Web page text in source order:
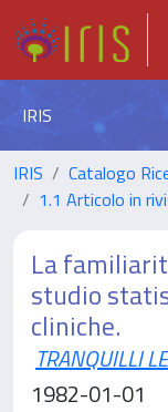
IRIS
IRIS Catalogo
1.1 Articolo in
La
studio
cliniche.
TRANQUILLI
1982-01-01